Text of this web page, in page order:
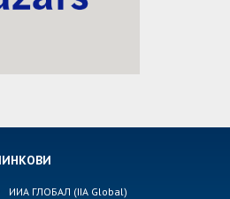
ИИА ГЛОБАЛ (IIA Global)